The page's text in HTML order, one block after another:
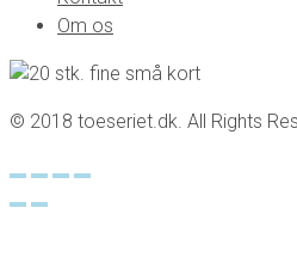
Om os
© 2018 toeseriet.dk. All Rights